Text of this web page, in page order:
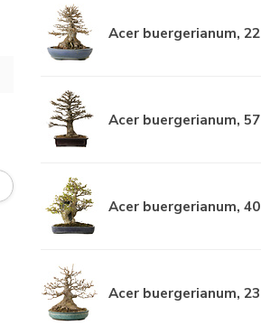
Acer buergerianum,
Acer buergerianum,
Acer buergerianum,
Acer buergerianum,